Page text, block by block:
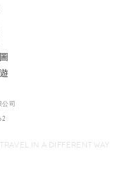
司
IN A DIFFERENT WAY